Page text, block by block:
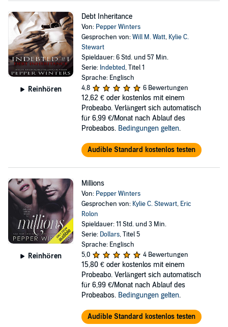
Reinhören
Debt Inheritance
Von: Pepper Winters
Gesprochen von:Will M. Watt, Kylie C.
Stewart
Spieldauer: 6 Std. und 57 Min.
Serie: Indebted, Titel 1
Sprache: Englisch
4,8
6 Bewertungen
12,62 € oder kostenlos mit einem
Probeabo. Verlängert sich automatisch
für 6,99 €/Monat nach Ablauf des
Probeabos. Bedingungen gelten.
Audible Standard kostenlos testen
Reinhören
Millions
Von: Pepper Winters
Gesprochen von: Kylie C. Stewart, Eric
Rolon
Spieldauer: 11 Std. und 3 Min.
Serie: Dollars, Titel 5
Sprache: Englisch
5,0
4 Bewertungen
15,80 € oder kostenlos mit einem
Probeabo. Verlängert sich automatisch
für 6,99 €/Monat nach Ablauf des
Probeabos. Bedingungen gelten.
Audible Standard kostenlos testen